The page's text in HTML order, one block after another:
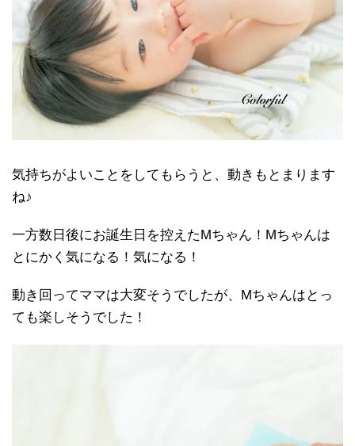
気持ちがよいことをしてもらうと、動きもとまります
ね♪
一方数日後にお誕生日を控えたMちゃん！Mちゃんは
とにかく気になる！気になる！
動き回ってママは大変そうでしたが、Mちゃんはとっ
ても楽しそうでした！